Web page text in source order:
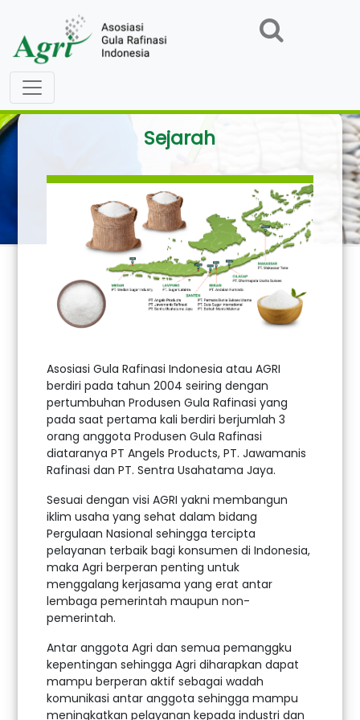
Sejarah
Asosiasi Gula Rafinasi Indonesia atau AGRI
berdiri pada tahun 2004 seiring dengan
pertumbuhan Produsen Gula Rafinasi yang
pada saat pertama kali berdiri berjumlah 3
orang anggota Produsen Gula Rafinasi
diataranya PT Angels Products, PT. Jawamanis
Rafinasi dan PT. Sentra Usahatama Jaya.
Sesuai dengan visi AGRI yakni membangun
iklim usaha yang sehat dalam bidang
Pergulaan Nasional sehingga tercipta
pelayanan terbaik bagi konsumen di Indonesia,
maka Agri berperan penting untuk
menggalang kerjasama yang erat antar
lembaga pemerintah maupun non-
pemerintah.
Antar anggota Agri dan semua pemanggku
kepentingan sehingga Agri diharapkan dapat
mampu berperan aktif sebagai wadah
komunikasi antar anggota sehingga mampu
meningkatkan pelayanan kepada industri dan